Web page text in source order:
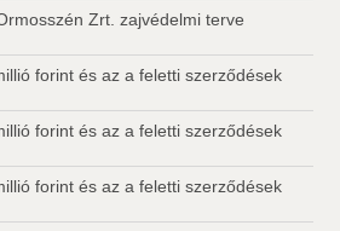
Zrt. zajvédelmi terve
forint és az a feletti szerződések
forint és az a feletti szerződések
forint és az a feletti szerződések